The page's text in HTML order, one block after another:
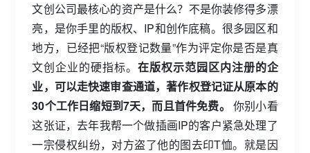
文创公司最核心的资产是什么？不是你装修得多漂
亮，是你手里的版权、IP和创作底稿。很多园区和
地方，已经把“版权登记数量”作为评定你是否是真
文创企业的硬指标。在版权示范园区内注册的企
业，可以走快速审查通道，著作权登记证从原本的
30个工作日缩短到7天，而且首件免费。 你别小看
这张证，去年我帮一个做插画IP的客户紧急处理了
一宗侵权纠纷，对方盗了他的图去印T恤。就是因